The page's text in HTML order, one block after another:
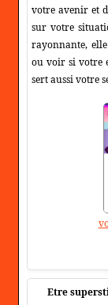
votre avenir et
sur votre
rayonnante,
ou voir si votre
sert aussi votre
Etre